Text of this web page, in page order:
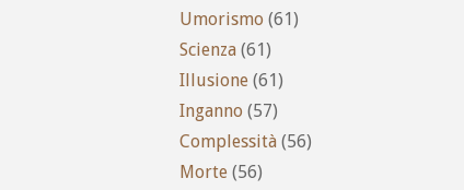
Umorismo (61)
Scienza (61)
Illusione (61)
Inganno (57)
Complessità (56)
Morte (56)